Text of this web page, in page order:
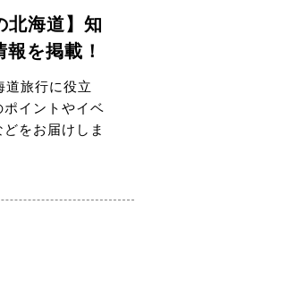
北海道】知
報を掲載！
道旅行に役立
ポイントやイベ
どをお届けしま